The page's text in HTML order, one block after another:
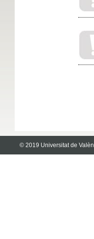
© 2019 Universitat de